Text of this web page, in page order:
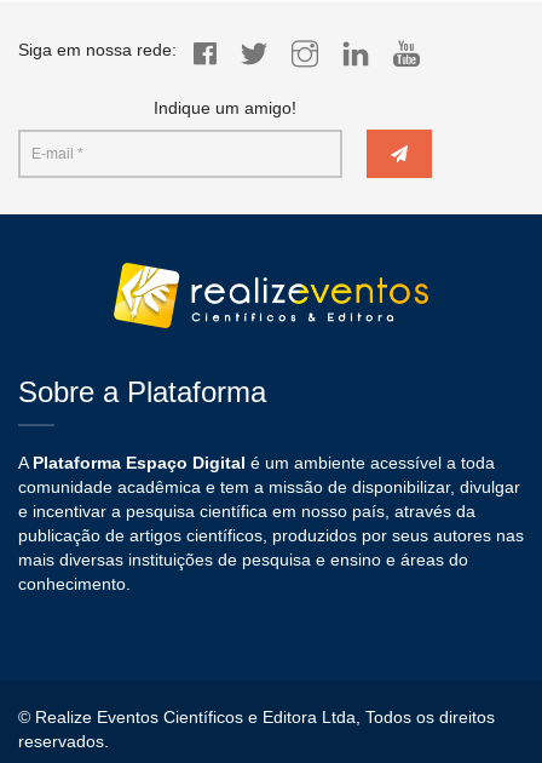
Siga em nossa rede:
Indique um amigo!
Sobre a Plataforma
A Plataforma Espaço Digital é um ambiente acessível a toda
comunidade acadêmica e tem a missão de disponibilizar, divulgar
e incentivar a pesquisa científica em nosso país, através da
publicação de artigos científicos, produzidos por seus autores nas
mais diversas instituições de pesquisa e ensino e áreas do
conhecimento.
© Realize Eventos Científicos e Editora Ltda, Todos os direitos
reservados.